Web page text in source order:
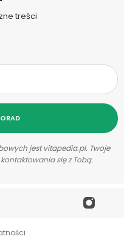
treści
jest vitapedia.pl. Twoje
się z Tobą.